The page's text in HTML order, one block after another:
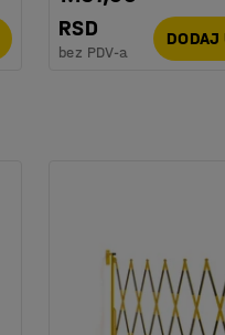
RSD
bez PDV-a
DODAJ